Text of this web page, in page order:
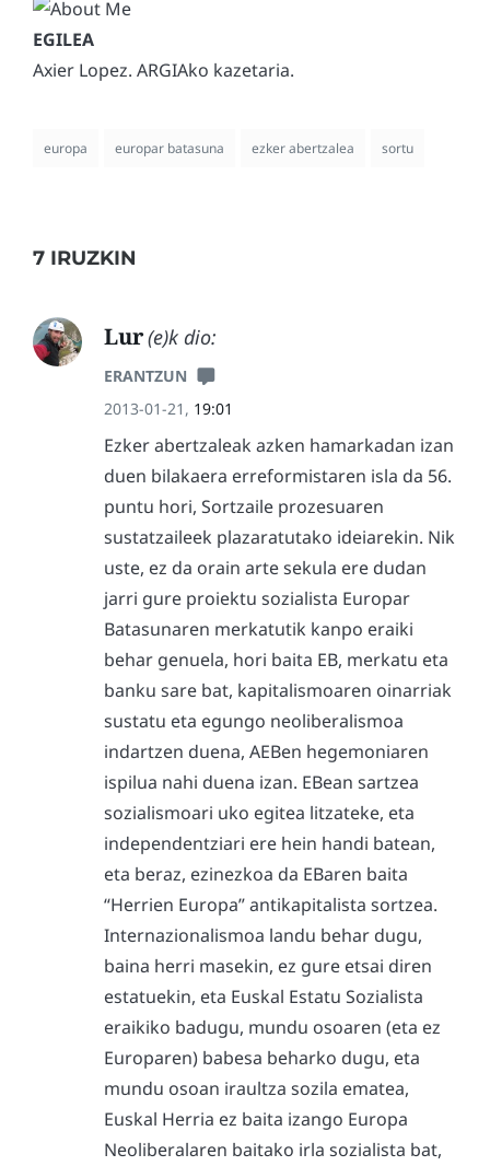
Axier Lopez. ARGIAko kazetaria.
europa europar batasuna ezker abertzalea sortu
7 IRUZKIN
Lur(e)k dio:
ERANTZUN
2013-01-21, 19:01
Ezker abertzaleak azken hamarkadan izan
duen bilakaera erreformistaren isla da 56.
puntu hori, Sortzaile prozesuaren
sustatzaileek plazaratutako ideiarekin. Nik
uste, ez da orain arte sekula ere dudan
jarri gure proiektu sozialista Europar
Batasunaren merkatutik kanpo eraiki
behar genuela, hori baita EB, merkatu eta
banku sare bat, kapitalismoaren oinarriak
sustatu eta egungo neoliberalismoa
indartzen duena, AEBen hegemoniaren
ispilua nahi duena izan. EBean sartzea
sozialismoari uko egitea litzateke, eta
independentziari ere hein handi batean,
eta beraz, ezinezkoa da EBaren baita
“Herrien Europa” antikapitalista sortzea.
Internazionalismoa landu behar dugu,
baina herri masekin, ez gure etsai diren
estatuekin, eta Euskal Estatu Sozialista
eraikiko badugu, mundu osoaren (eta ez
Europaren) babesa beharko dugu, eta
mundu osoan iraultza sozila ematea,
Euskal Herria ez baita izango Europa
Neoliberalaren baitako irla sozialista bat,